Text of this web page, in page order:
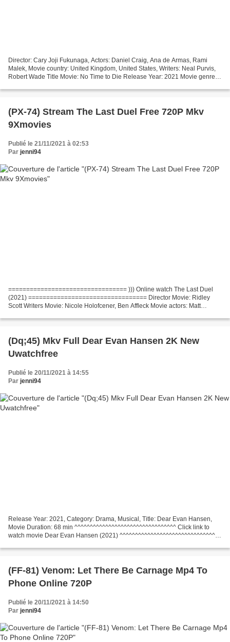
Director: Cary Joji Fukunaga, Actors: Daniel Craig, Ana de Armas, Rami
Malek, Movie country: United Kingdom, United States, Writers: Neal Purvis,
Robert Wade Title Movie: No Time to Die Release Year: 2021 Movie genres:
(PX-74) Stream The Last Duel Free 720P Mkv
9Xmovies
Publié le 21/11/2021 à 02:53
Par jenni94
================================= ))) Online watch The Last Duel
(2021) ================================= Director Movie: Ridley
Scott Writers Movie: Nicole Holofcener, Ben Affleck Movie actors: Matt
(Dq;45) Mkv Full Dear Evan Hansen 2K New
Uwatchfree
Publié le 20/11/2021 à 14:55
Par jenni94
Release Year: 2021, Category: Drama, Musical, Title: Dear Evan Hansen,
Movie Duration: 68 min ^^^^^^^^^^^^^^^^^^^^^^^^^^^^^^^^^ Click link to
watch movie Dear Evan Hansen (2021) ^^^^^^^^^^^^^^^^^^^^^^^^^^^^^^^^^
(FF-81) Venom: Let There Be Carnage Mp4 To
Phone Online 720P
Publié le 20/11/2021 à 14:50
Par jenni94